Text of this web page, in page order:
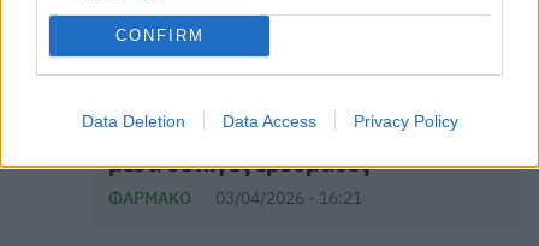
CONFIRM
Data Deletion Data Access Privacy Policy
Μια ένεση αποκατέστησε την ακοή
σε ασθενείς με γενετική κώφωση,
μέσα σε λίγες εβδομάδες
ΦΆΡΜΑΚΟ 03/04/2026 - 16:21